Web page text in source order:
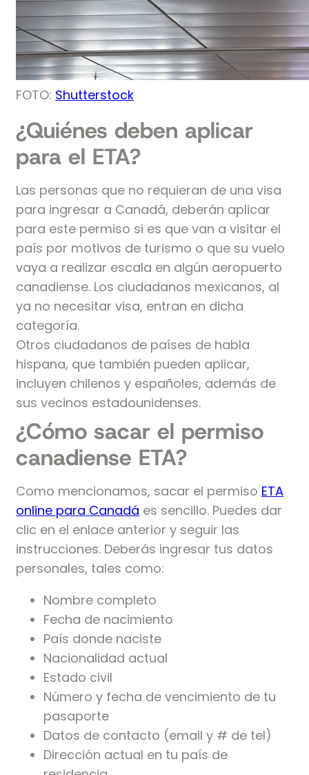
FOTO: Shutterstock
¿Quiénes deben aplicar
para el ETA?
Las personas que no requieran de una visa
para ingresar a Canadá, deberán aplicar
para este permiso si es que van a visitar el
país por motivos de turismo o que su vuelo
vaya a realizar escala en algún aeropuerto
canadiense. Los ciudadanos mexicanos, al
ya no necesitar visa, entran en dicha
categoría.
Otros ciudadanos de países de habla
hispana, que también pueden aplicar,
incluyen chilenos y españoles, además de
sus vecinos estadounidenses.
¿Cómo sacar el permiso
canadiense ETA?
Como mencionamos, sacar el permiso ETA
online para Canadá es sencillo. Puedes dar
clic en el enlace anterior y seguir las
instrucciones. Deberás ingresar tus datos
personales, tales como:
Nombre completo
Fecha de nacimiento
País donde naciste
Nacionalidad actual
Estado civil
Número y fecha de vencimiento de tu
pasaporte
Datos de contacto (email y # de tel)
Dirección actual en tu país de